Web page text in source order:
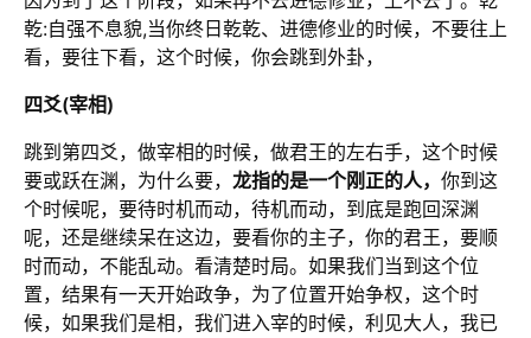
乾:自强不息貌,当你终日乾乾、进德修业的时候，不要往上
看，要往下看，这个时候，你会跳到外卦，
四爻(宰相)
跳到第四爻，做宰相的时候，做君王的左右手，这个时候
要或跃在渊，为什么要， 龙指的是一个刚正的人， 你到这
个时候呢，要待时机而动，待机而动，到底是跑回深渊
呢，还是继续呆在这边，要看你的主子，你的君王，要顺
时而动，不能乱动。看清楚时局。如果我们当到这个位
置，结果有一天开始政争，为了位置开始争权，这个时
候，如果我们是相，我们进入宰的时候，利见大人，我已